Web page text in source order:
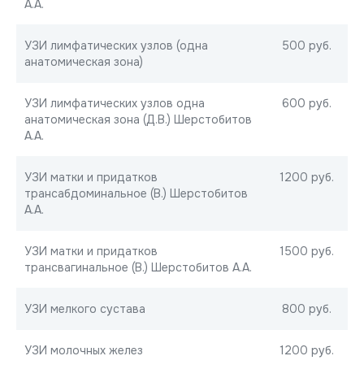
А.А.
УЗИ лимфатических узлов (одна
анатомическая зона)
500 руб.
УЗИ лимфатических узлов одна
анатомическая зона (Д.В.) Шерстобитов
А.А.
600 руб.
УЗИ матки и придатков
трансабдоминальное (В.) Шерстобитов
А.А.
1200 руб.
УЗИ матки и придатков
трансвагинальное (В.) Шерстобитов А.А.
1500 руб.
УЗИ мелкого сустава 800 руб.
УЗИ молочных желез 1200 руб.